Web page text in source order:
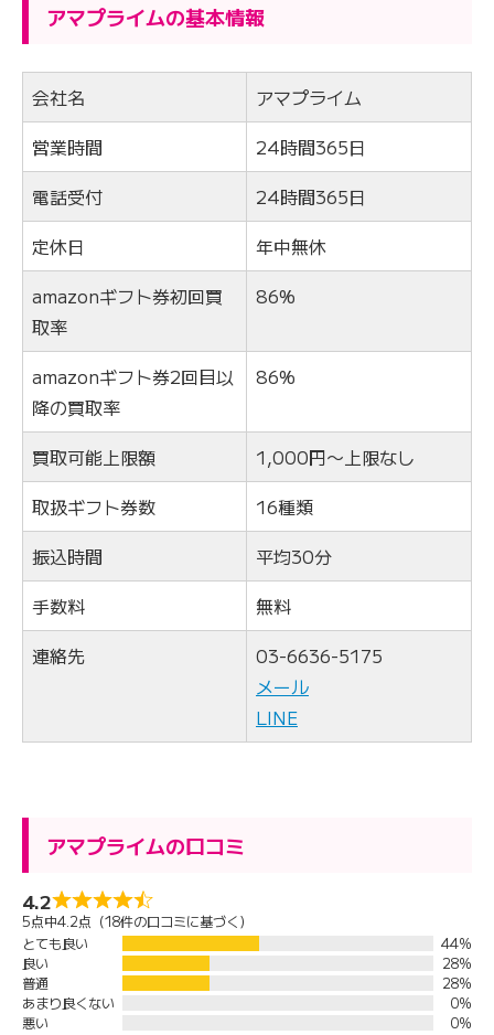
アマプライムの基本情報
会社名
アマプライム
営業時間
24時間365日
電話受付
24時間365日
定休日
年中無休
amazonギフト券初回買
取率
86%
amazonギフト券2回目以
降の買取率
86%
買取可能上限額
1,000円〜上限なし
取扱ギフト券数
16種類
振込時間
平均30分
手数料
無料
連絡先
03-6636-5175
メール
LINE
アマプライムの口コミ
4.2
5点中4.2点（18件の口コミに基づく）
とても良い
44%
良い
28%
普通
28%
あまり良くない
0%
悪い
0%